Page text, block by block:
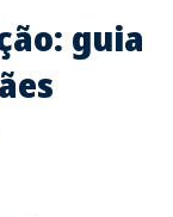
guia